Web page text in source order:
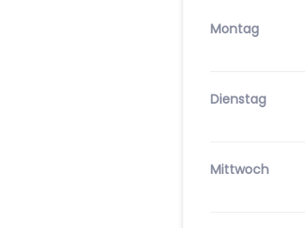
Montag
Dienstag
Mittwoch